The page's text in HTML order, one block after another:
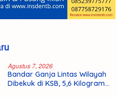
Agustus 7, 2026
Bandar Ganja Lintas Wilayah
Dibekuk di KSB, 5,6 Kilogram